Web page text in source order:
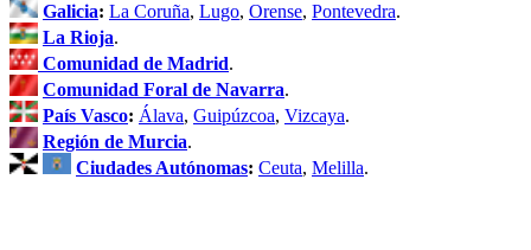
Galicia: La Coruña, Lugo, Orense, Pontevedra.
La Rioja.
Comunidad de Madrid.
Comunidad Foral de Navarra.
País Vasco: Álava, Guipúzcoa, Vizcaya.
Región de Murcia.
Ciudades Autónomas: Ceuta, Melilla.